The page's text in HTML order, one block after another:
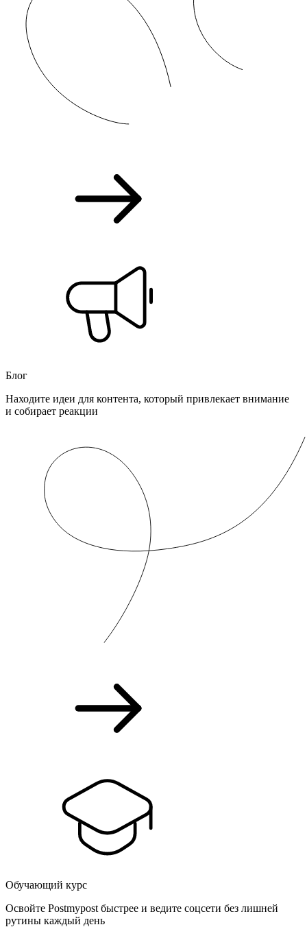
Блог
Находите идеи для контента, который привлекает внимание
и собирает реакции
Обучающий курс
Освойте Postmypost быстрее и ведите соцсети без лишней
рутины каждый день